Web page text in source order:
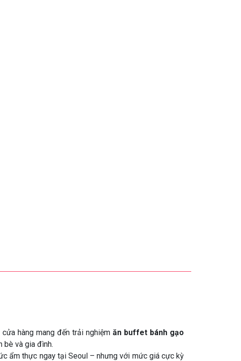
hàng mang đến trải nghiệm ăn buffet bánh gạo
bè và gia đình.
ẩm thực ngay tại Seoul – nhưng với mức giá cực kỳ